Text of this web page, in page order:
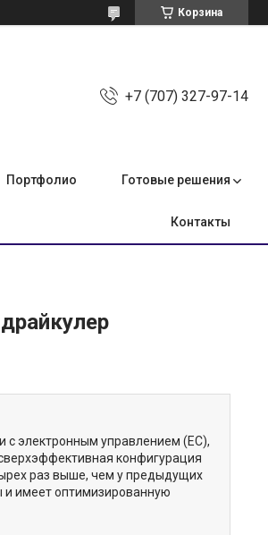
Корзина
+7 (707) 327-97-14
Портфолио Готовые решения
Контакты
с электронным управлением (EC),
конфигурация
раз выше, чем у предыдущих
имеет оптимизированную